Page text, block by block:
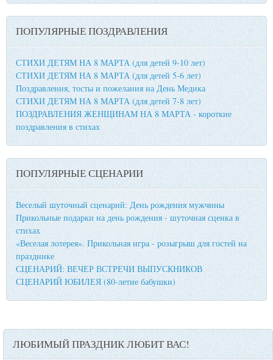
ПОПУЛЯРНЫЕ ПОЗДРАВЛЕНИЯ
СТИХИ ДЕТЯМ НА 8 МАРТА (для детей 9-10 лет)
СТИХИ ДЕТЯМ НА 8 МАРТА (для детей 5-6 лет)
Поздравления, тосты и пожелания на День Медика
СТИХИ ДЕТЯМ НА 8 МАРТА (для детей 7-8 лет)
ПОЗДРАВЛЕНИЯ ЖЕНЩИНАМ НА 8 МАРТА - короткие
поздравления в стихах
ПОПУЛЯРНЫЕ СЦЕНАРИИ
Веселый шуточный сценарий: День рождения мужчины
Прикольные подарки на день рождения - шуточная сценка в
стихах
«Веселая лотерея». Прикольная игра - розыгрыш для гостей на
празднике
СЦЕНАРИЙ: ВЕЧЕР ВСТРЕЧИ ВЫПУСКНИКОВ
СЦЕНАРИЙ ЮБИЛЕЯ (80-летие бабушки)
ЛЮБИМЫЙ ПРАЗДНИК ЛЮБИТ ВАС!